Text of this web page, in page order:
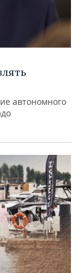
автономного